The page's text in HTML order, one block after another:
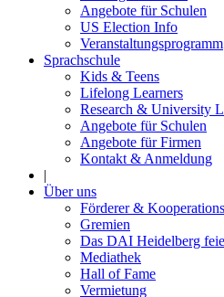
Angebote für Schulen
US Election Info
Veranstaltungsprogramm
Sprachschule
Kids & Teens
Lifelong Learners
Research & University
Angebote für Schulen
Angebote für Firmen
Kontakt & Anmeldung
|
Über uns
Förderer &
Gremien
Das DAI Heidelberg
Mediathek
Hall of Fame
Vermietung